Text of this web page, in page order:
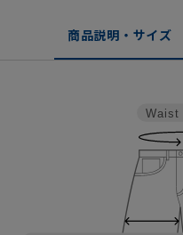
商品説明・サイズ
Waist